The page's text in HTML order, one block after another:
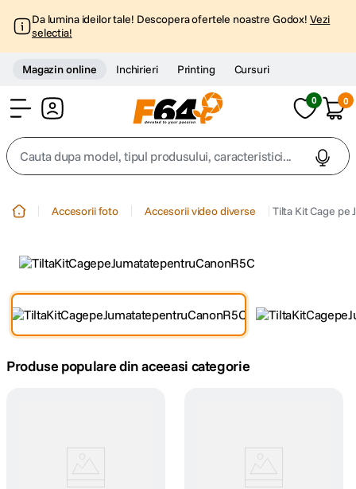
Da lumina ideilor tale! Descopera ofertele noastre Godox! Vezi
selectia!
Magazin online Inchirieri Printing Cursuri
0 0
Cauta dupa model, tipul produsului, caracteristici...
3. trepied telefon
card memorie
Accesorii foto Accesorii video diverse Tilta Kit Cage pe
Produse populare din aceeasi categorie